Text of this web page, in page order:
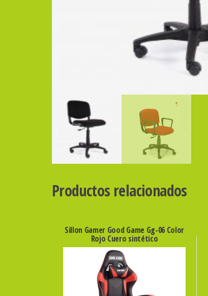
Productos relacionados
Sillon Gamer Good Game Gg-06 Color
Rojo Cuero sintético